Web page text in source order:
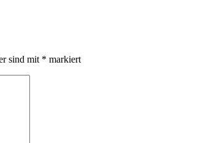
sind mit * markiert